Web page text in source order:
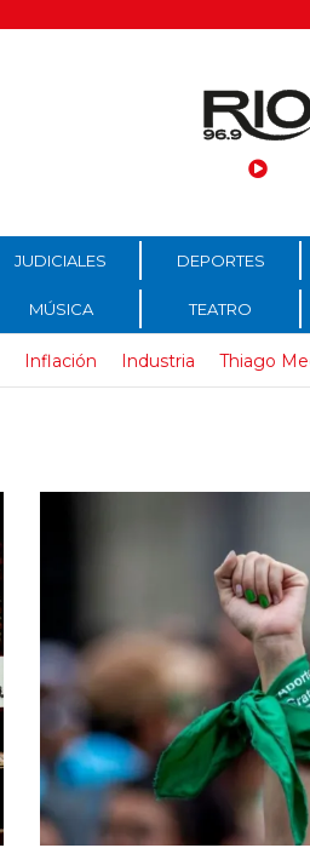
JUDICIALES DEPORTES
MÚSICA TEATRO
Inflación Industria Thiago